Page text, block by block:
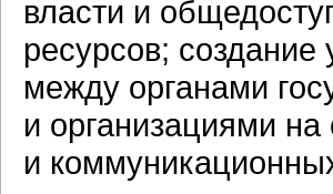
власти и
ресурсов;
между органами
и организациями
и